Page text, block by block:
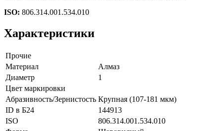
ISO: 806.314.001.534.010
Характеристики
Прочие
Материал
Алмаз
Диаметр
1
Цвет маркировки
Абразивность/Зернистость Крупная (107-181 мкм)
ID в Б24
144913
ISO
806.314.001.534.010